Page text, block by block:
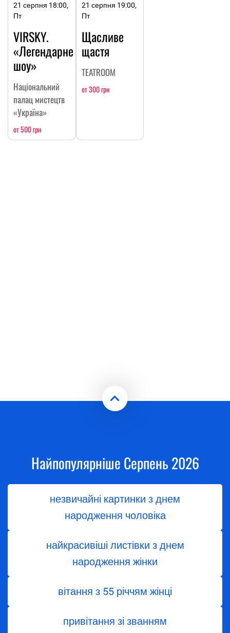
21 серпня 18:00,
Пт
VIRSKY.
«Легендарне
шоу»
Національний
палац мистецтв
«Україна»
от 500 грн
21 серпня 19:00,
Пт
Щасливе
щастя
TEATROOM
от 300 грн
Найпопулярніше Серпень 2026
незвичайні картинки з днем
народження чоловіка
найкрасивіші листівки з днем
народження жінки
вітання з 55 річчям жінці
привітання зі званням